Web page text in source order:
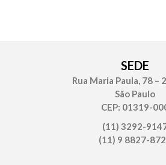
SEDE
Rua Maria Paula, 78 –
São Paulo
CEP: 01319-
(11) 3292-
(11) 9 8827-